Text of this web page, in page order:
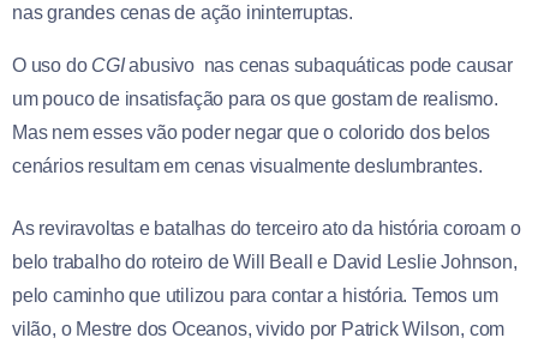
nas grandes cenas de ação ininterruptas.
O uso do CGIabusivo nas cenas subaquáticas pode causar
um pouco de insatisfação para os que gostam de realismo.
Mas nem esses vão poder negar que o colorido dos belos
cenários resultam em cenas visualmente deslumbrantes.
As reviravoltas e batalhas do terceiro ato da história coroam o
belo trabalho do roteiro de Will Beall e David Leslie Johnson,
pelo caminho que utilizou para contar a história. Temos um
vilão, o Mestre dos Oceanos, vivido por Patrick Wilson, com